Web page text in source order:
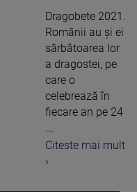
Dragobete 2021.
Românii au și ei
sărbătoarea lor
a dragostei, pe
care o
celebrează în
fiecare an pe 24
...
Citeste mai mult
›